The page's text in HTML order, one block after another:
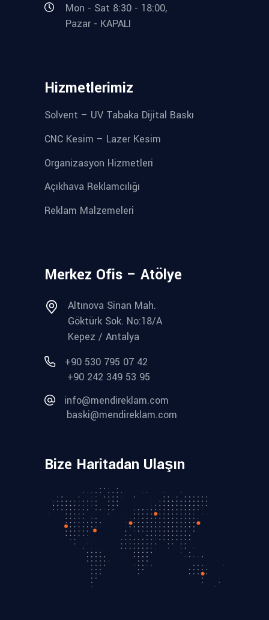
Mon - Sat 8:30 - 18:00,
Pazar - KAPALI
Hizmetlerimiz
Solvent – UV Tabaka Dijital Baskı
CNC Kesim – Lazer Kesim
Organizasyon Hizmetleri
Açıkhava Reklamcılığı
Reklam Malzemeleri
Merkez Ofis – Atölye
Altınova Sinan Mah.
Göktürk Sok. No:18/A
Kepez / Antalya
+90 530 795 07 42
+90 242 349 53 95
info@mendireklam.com
baski@mendireklam.com
Bize Haritadan Ulaşın